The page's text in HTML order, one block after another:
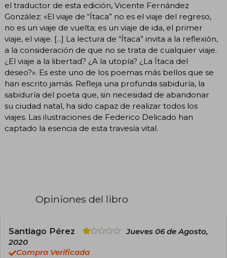
el traductor de esta edición, Vicente Fernández
González: «El viaje de “Ítaca” no es el viaje del regreso,
no es un viaje de vuelta; es un viaje de ida, el primer
viaje, el viaje. [...] La lectura de “Ítaca” invita a la reflexión,
a la consideración de que no se trata de cualquier viaje.
¿El viaje a la libertad? ¿A la utopía? ¿La Ítaca del
deseo?». Es este uno de los poemas más bellos que se
han escrito jamás. Refleja una profunda sabiduría, la
sabiduría del poeta que, sin necesidad de abandonar
su ciudad natal, ha sido capaz de realizar todos los
viajes. Las ilustraciones de Federico Delicado han
captado la esencia de esta travesía vital.
Opiniones del libro
Santiago Pérez
Jueves 06 de Agosto,
2020
Compra Verificada